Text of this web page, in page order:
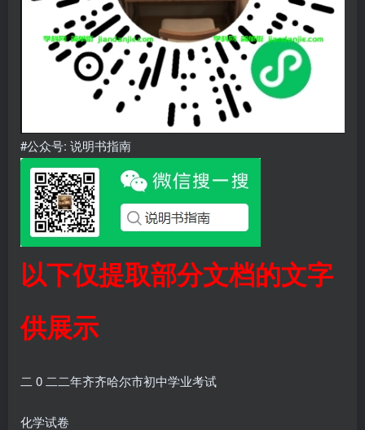
#公众号: 说明书指南
以下仅提取部分文档的文字
供展示
二 0 二二年齐齐哈尔市初中学业考试
化学试卷